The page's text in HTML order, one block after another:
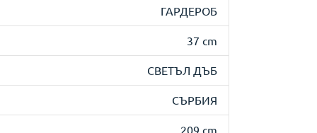
ГАРДЕРОБ
37 cm
СВЕТЪЛ ДЪБ
СЪРБИЯ
209 cm